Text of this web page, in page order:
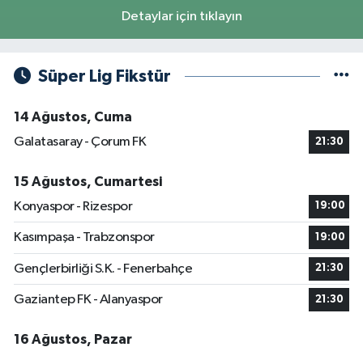
Detaylar için tıklayın
Süper Lig Fikstür
14 Ağustos, Cuma
Galatasaray - Çorum FK
21:30
15 Ağustos, Cumartesi
Konyaspor - Rizespor
19:00
Kasımpaşa - Trabzonspor 19:00
Gençlerbirliği S.K. - Fenerbahçe 21:30
Gaziantep FK - Alanyaspor 21:30
16 Ağustos, Pazar